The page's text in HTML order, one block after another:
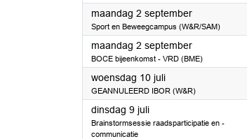
maandag 2 september2024
Sport en Beweegcampus (W&R/SAM)
maandag 2 september2024
BOCE bijeenkomst - VRD (BME)
woensdag 10 juli2024
GEANNULEERD IBOR (W&R)
dinsdag 9 juli2024
Brainstormsessie raadsparticipatie en -
communicatie